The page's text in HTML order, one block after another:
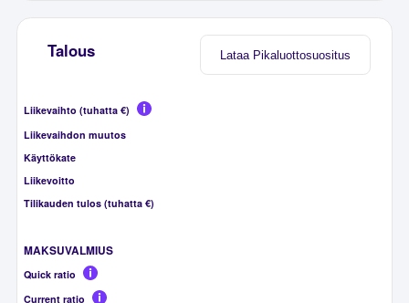
Lataa Pikaluottosuositus
Talous
Liikevaihto (tuhatta €)
Liikevaihdon muutos
Käyttökate
Liikevoitto
Tilikauden tulos (tuhatta €)
MAKSUVALMIUS
Quick ratio
Current ratio